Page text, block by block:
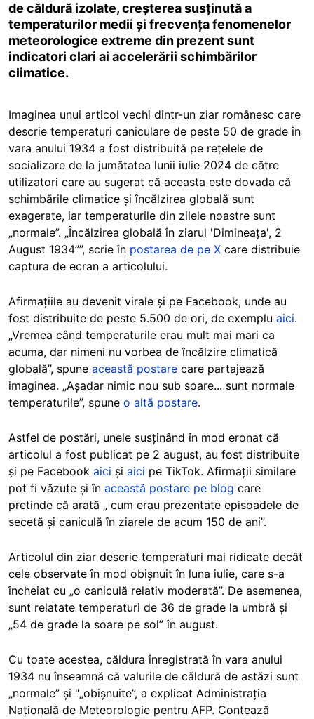
de căldură izolate, creșterea susținută a
temperaturilor medii și frecvența fenomenelor
meteorologice extreme din prezent sunt
indicatori clari ai accelerării schimbărilor
climatice.
Imaginea unui articol vechi dintr-un ziar românesc care
descrie temperaturi caniculare de peste 50 de grade în
vara anului 1934 a fost distribuită pe rețelele de
socializare de la jumătatea lunii iulie 2024 de către
utilizatori care au sugerat că aceasta este dovada că
schimbările climatice și încălzirea globală sunt
exagerate, iar temperaturile din zilele noastre sunt
„normale”. „Încălzirea globală în ziarul 'Dimineața', 2
August 1934””, scrie în postarea de pe X care distribuie
captura de ecran a articolului.
Afirmațiile au devenit virale și pe Facebook, unde au
fost distribuite de peste 5.500 de ori, de exemplu aici.
„Vremea când temperaturile erau mult mai mari ca
acuma, dar nimeni nu vorbea de încălzire climatică
globală”, spune această postare care partajează
imaginea. „Așadar nimic nou sub soare... sunt normale
temperaturile”, spune o altă postare.
Astfel de postări, unele susținând în mod eronat că
articolul a fost publicat pe 2 august, au fost distribuite
și pe Facebook aici și aici pe TikTok. Afirmații similare
pot fi văzute și în această postare pe blog care
pretinde că arată „ cum erau prezentate episoadele de
secetă și caniculă în ziarele de acum 150 de ani”.
Articolul din ziar descrie temperaturi mai ridicate decât
cele observate în mod obișnuit în luna iulie, care s-a
încheiat cu „o caniculă relativ moderată”. De asemenea,
sunt relatate temperaturi de 36 de grade la umbră și
„54 de grade la soare pe sol” în august.
Cu toate acestea, căldura înregistrată în vara anului
1934 nu înseamnă că valurile de căldură de astăzi sunt
„normale” și "„obișnuite”, a explicat Administrația
Națională de Meteorologie pentru AFP. Contează